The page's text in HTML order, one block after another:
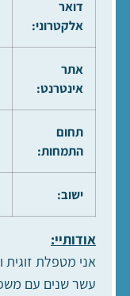
דואר
אלקטרוני:
אתר
אינטרנט:
תחום
התמחות:
ישוב:
אודותיי:
אני מטפלת
עשר שנים עם